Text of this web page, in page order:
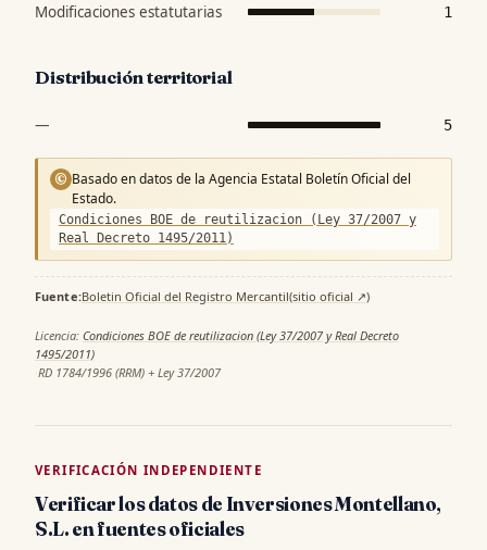
Modificaciones estatutarias 1
Distribución territorial
— 5
© Basado en datos de la Agencia Estatal Boletín Oficial del
Estado.
Condiciones BOE de reutilizacion (Ley 37/2007 y
Real Decreto 1495/2011)
Fuente:Boletin Oficial del Registro Mercantil(sitio oficial ↗)·
Licencia: Condiciones BOE de reutilizacion (Ley 37/2007 y Real Decreto
1495/2011)
·RD 1784/1996 (RRM) + Ley 37/2007
VERIFICACIÓN INDEPENDIENTE
Verificar los datos de Inversiones Montellano,
S.L. en fuentes oficiales